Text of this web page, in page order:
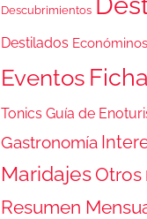
Descubrimientos
Destilados Económinos
Eventos
Tonics Guía de
Gastronomía
MaridajesOtros
Resumen